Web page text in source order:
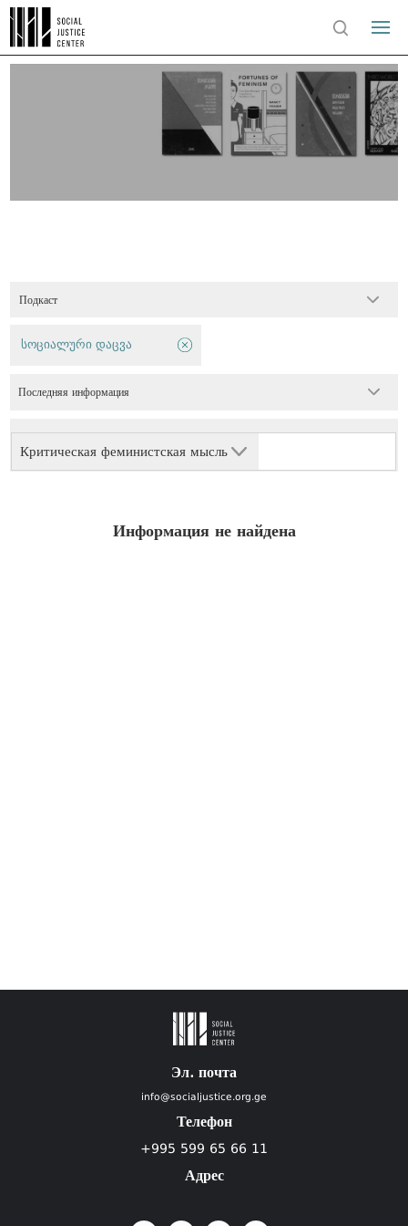
Подкаст
Критическая феминистская мысль
სოციალური დაცვა
Последняя информация
Информация не найдена
Эл. почта
info@socialjustice.org.ge
Телефон
+995 599 65 66 11
Адрес